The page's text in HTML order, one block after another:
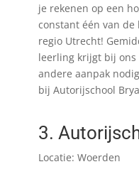
je rekenen op een
constant één van
regio Utrecht!
leerling krijgt bij
andere aanpak
bij Autorijschool
3.
Locatie: Woerden